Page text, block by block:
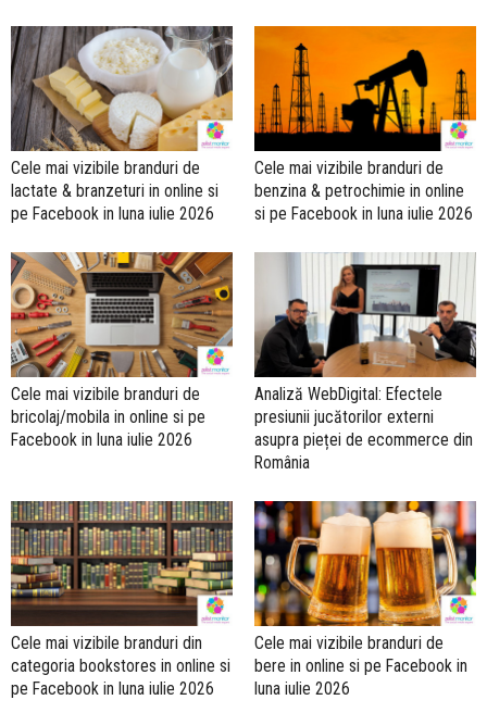
Cele mai vizibile branduri de
lactate & branzeturi in online si
pe Facebook in luna iulie 2026
Cele mai vizibile branduri de
benzina & petrochimie in online
si pe Facebook in luna iulie 2026
Cele mai vizibile branduri de
bricolaj/mobila in online si pe
Facebook in luna iulie 2026
Analiză WebDigital: Efectele
presiunii jucătorilor externi
asupra pieței de ecommerce din
România
Cele mai vizibile branduri din
categoria bookstores in online si
pe Facebook in luna iulie 2026
Cele mai vizibile branduri de
bere in online si pe Facebook in
luna iulie 2026